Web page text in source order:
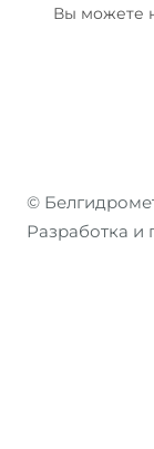
Вы можете
©
Разработка и